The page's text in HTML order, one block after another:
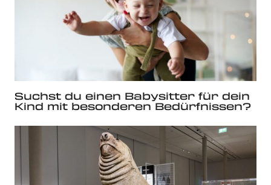
Suchst du einen Babysitter für dein
Kind mit besonderen Bedürfnissen?